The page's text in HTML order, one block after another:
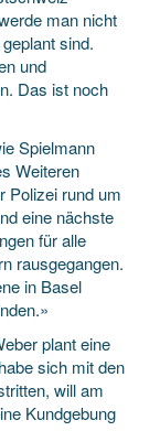
man nicht
sind.
und
Das ist noch
Spielmann
Weiteren
Polizei rund um
eine nächste
für alle
rausgegangen.
in Basel
plant eine
sich mit den
will am
Kundgebung